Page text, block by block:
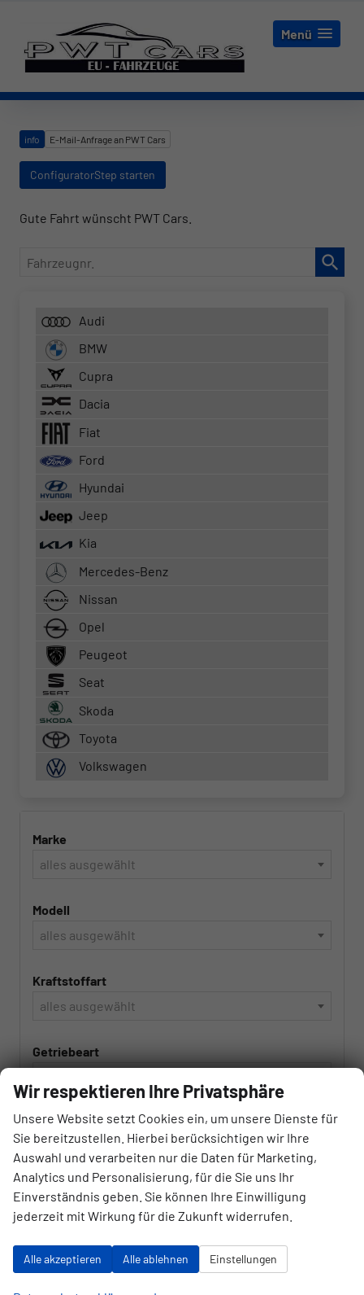
Menü
info E-Mail-Anfrage an PWT Cars
ConfiguratorStep starten
Gute Fahrt wünscht PWT Cars.
Fahrzeugnr.
Audi
BMW
Cupra
Dacia
Fiat
Ford
Hyundai
Jeep
Kia
Mercedes-Benz
Nissan
Opel
Peugeot
Seat
Skoda
Toyota
Volkswagen
Marke
alles ausgewählt
Modell
alles ausgewählt
Kraftstoffart
alles ausgewählt
Getriebeart
852 Ergebnisse anzeigen
zurücksetzen
Anmelden
Wir respektieren Ihre Privatsphäre
Unsere Website setzt Cookies ein, um unsere Dienste für
Sie bereitzustellen. Hierbei berücksichtigen wir Ihre
Auswahl und verarbeiten nur die Daten für Marketing,
Analytics und Personalisierung, für die Sie uns Ihr
Einverständnis geben. Sie können Ihre Einwilligung
jederzeit mit Wirkung für die Zukunft widerrufen.
Alle akzeptieren Alle ablehnen Einstellungen